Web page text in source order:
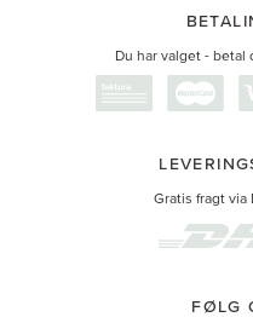
Du har valget -
Gratis fragt via
FØLG